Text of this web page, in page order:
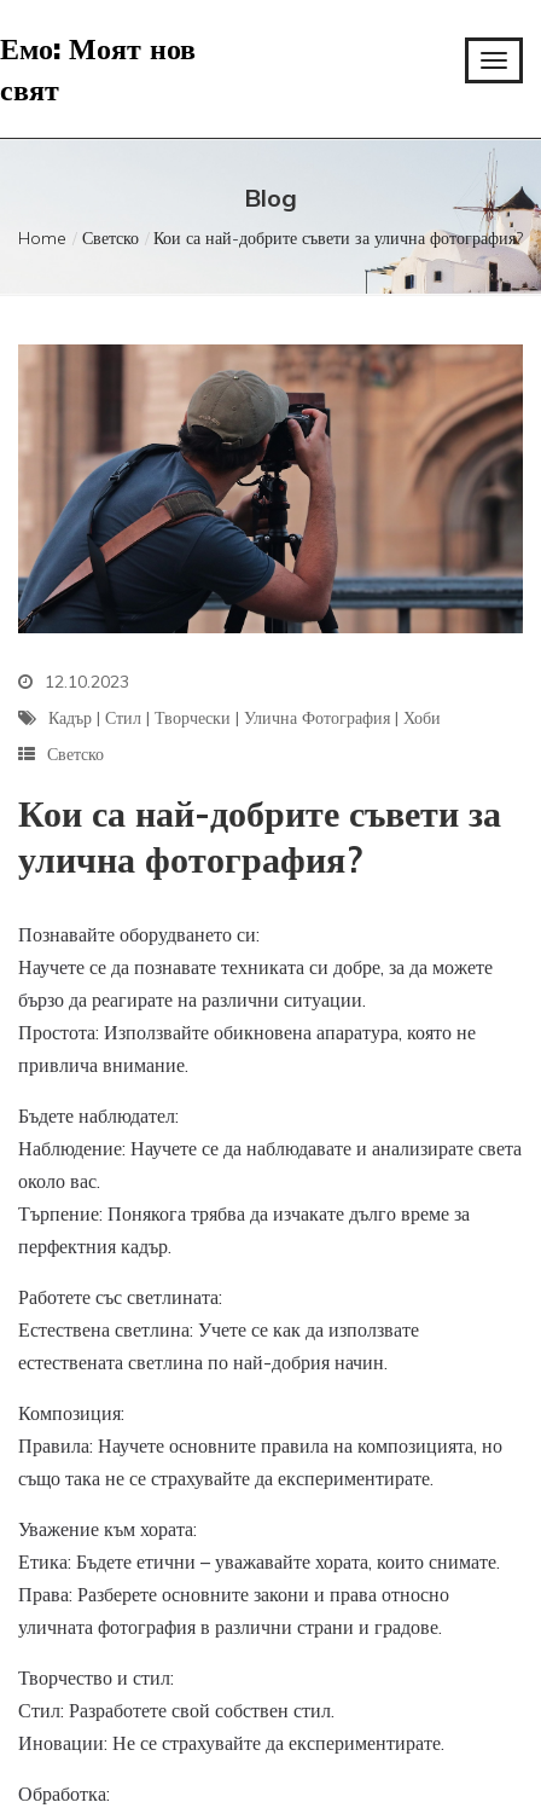
Емо: Моят нов
свят
Blog
Home Светско Кои са най-добрите съвети за улична фотография?
12.10.2023
Кадър | Стил | Творчески | Улична Фотография | Хоби
Светско
Кои са най-добрите съвети за
улична фотография?
Познавайте оборудването си:
Научете се да познавате техниката си добре, за да можете
бързо да реагирате на различни ситуации.
Простота: Използвайте обикновена апаратура, която не
привлича внимание.
Бъдете наблюдател:
Наблюдение: Научете се да наблюдавате и анализирате света
около вас.
Търпение: Понякога трябва да изчакате дълго време за
перфектния кадър.
Работете със светлината:
Естествена светлина: Учете се как да използвате
естествената светлина по най-добрия начин.
Композиция:
Правила: Научете основните правила на композицията, но
също така не се страхувайте да експериментирате.
Уважение към хората:
Етика: Бъдете етични – уважавайте хората, които снимате.
Права: Разберете основните закони и права относно
уличната фотография в различни страни и градове.
Творчество и стил:
Стил: Разработете свой собствен стил.
Иновации: Не се страхувайте да експериментирате.
Обработка: